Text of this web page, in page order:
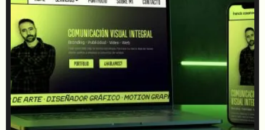
Francis Casanova Web